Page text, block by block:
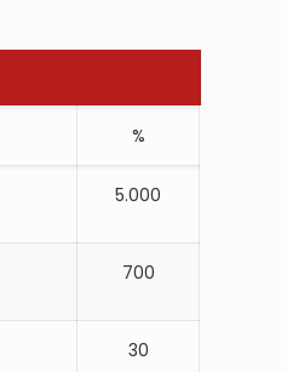
%
5.000
700
30